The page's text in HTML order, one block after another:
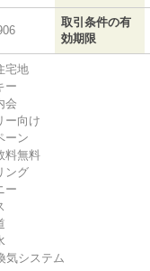
取引条件の有
効期限
宅地
ー
会
ー向け
ーン
料無料
ング
ー
気システム